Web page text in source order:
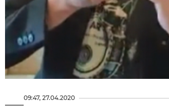
09:47, 27.04.2020